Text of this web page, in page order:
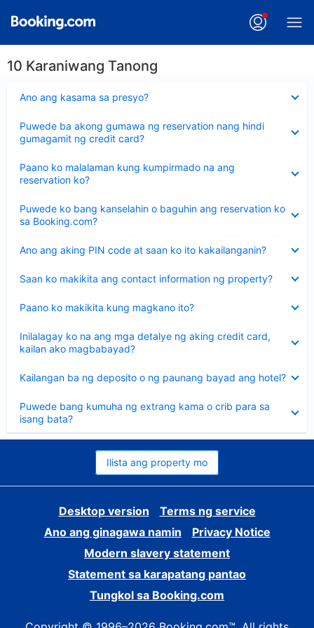
10 Karaniwang Tanong
Ano ang kasama sa presyo?
ang
Puwede ba akong gumawa ng reservation nang hindi
gumagamit ng credit card?
ang
sagot
Paano ko malalaman kung kumpirmado na ang
reservation ko?
ang
sagot
Puwede ko bang kanselahin o baguhin ang reservation ko
sa Booking.com?
ang
sagot
Ano ang aking PIN code at saan ko ito kakailanganin?
ang
Saan ko makikita ang contact information ng property?
ang
Paano ko makikita kung magkano ito?
ang
Inilalagay ko na ang mga detalye ng aking credit card,
kailan ako magbabayad?
ang
sagot
Kailangan ba ng deposito o ng paunang bayad ang hotel?
ang
Puwede bang kumuha ng extrang kama o crib para sa
isang bata?
ang
sagot
Ilista ang property mo
Desktop version
Terms ng service
Ano ang ginagawa namin
Privacy Notice
Modern slavery statement
Statement sa karapatang pantao
Tungkol sa Booking.com